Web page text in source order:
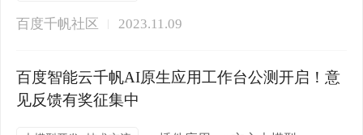
百度千帆社区 2023.11.09
百度智能云千帆AI原生应用工作台公测开启！意
见反馈有奖征集中